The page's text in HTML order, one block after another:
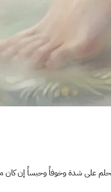
الحلم على شدة وخوفاً وحبساً